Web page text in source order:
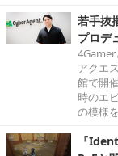
若手抜
プロデ
アクエ
館で開
時のエ
の模様
『